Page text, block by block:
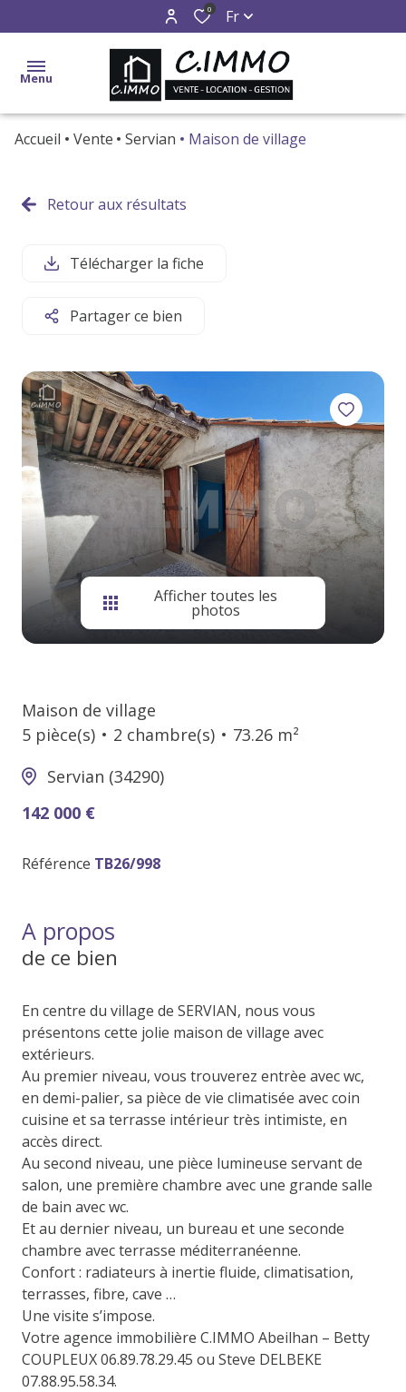
0 Fr
Menu
ventes
gestion
estimation
e-
mail
contact
Accueil Vente Servian Maison de village
Retour aux résultats
Télécharger la fiche
Partager ce bien
Afficher toutes les
photos
Maison de village
5 pièce(s)
2 chambre(s)
73.26 m²
Servian (34290)
142 000 €
Référence TB26/998
A propos
de ce bien
En centre du village de SERVIAN, nous vous
présentons cette jolie maison de village avec
extérieurs.
Au premier niveau, vous trouverez entrèe avec wc,
en demi-palier, sa pièce de vie climatisée avec coin
cuisine et sa terrasse intérieur très intimiste, en
accès direct.
Au second niveau, une pièce lumineuse servant de
salon, une première chambre avec une grande salle
de bain avec wc.
Et au dernier niveau, un bureau et une seconde
chambre avec terrasse méditerranéenne.
Confort : radiateurs à inertie fluide, climatisation,
terrasses, fibre, cave …
Une visite s’impose.
Votre agence immobilière C.IMMO Abeilhan – Betty
COUPLEUX 06.89.78.29.45 ou Steve DELBEKE
07.88.95.58.34.